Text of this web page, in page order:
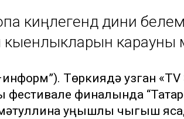
киңлегендә дини
кыенлыкларын карауны
Төркиядә узган
финалында
уңышлы чыгыш